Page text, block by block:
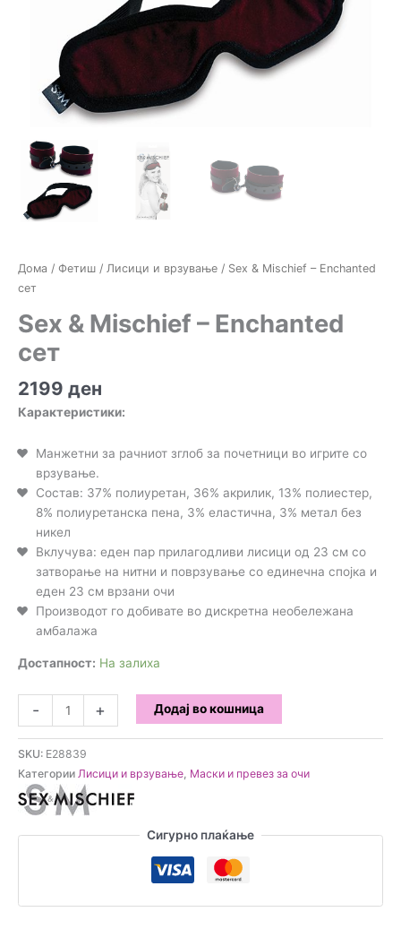
Дома / Фетиш / Лисици и врзување / Sex & Mischief – Enchanted
сет
Sex & Mischief – Enchanted
сет
2199 ден
Карактеристики:
Манжетни за рачниот зглоб за почетници во игрите со
врзување.
Состав: 37% полиуретан, 36% акрилик, 13% полиестер,
8% полиуретанска пена, 3% еластична, 3% метал без
никел
Вклучува: еден пар прилагодливи лисици од 23 см со
затворање на нитни и поврзување со единечна спојка и
еден 23 см врзани очи
Производот го добивате во дискретна необележана
амбалажа
Достапност: На залиха
-
&
Mischief
-
Enchanted
сет
+ Додај во кошница
SKU: E28839
Категории Лисици и врзување, Маски и превез за очи
Сигурно плаќање